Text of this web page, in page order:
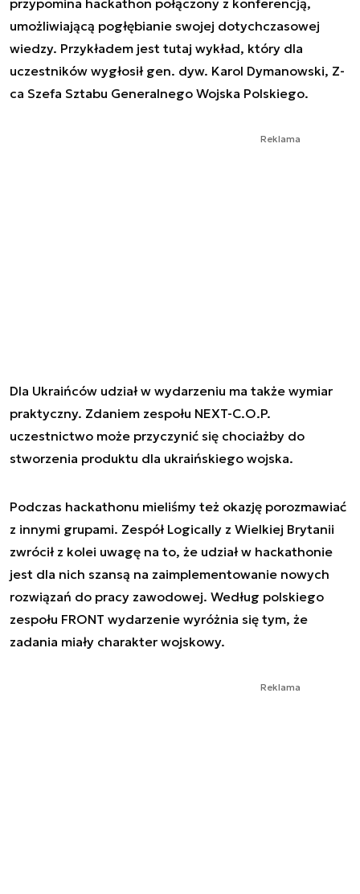
umożliwiającą pogłębianie swojej dotychczasowej
wiedzy. Przykładem jest tutaj wykład, który dla
uczestników wygłosił gen. dyw. Karol Dymanowski, Z-
ca Szefa Sztabu Generalnego Wojska Polskiego.
Reklama
Dla Ukraińców udział w wydarzeniu ma także wymiar
praktyczny. Zdaniem zespołu NEXT-C.O.P.
uczestnictwo może przyczynić się chociażby do
stworzenia produktu dla ukraińskiego wojska.
Podczas hackathonu mieliśmy też okazję porozmawiać
z innymi grupami. Zespół Logically z Wielkiej Brytanii
zwrócił z kolei uwagę na to, że udział w hackathonie
jest dla nich szansą na zaimplementowanie nowych
rozwiązań do pracy zawodowej. Według polskiego
zespołu FRONT wydarzenie wyróżnia się tym, że
zadania miały charakter wojskowy.
Reklama